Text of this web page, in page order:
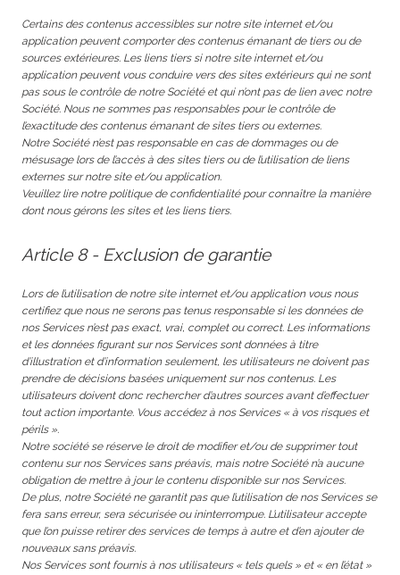
Certains des contenus accessibles sur notre site internet et/ou
application peuvent comporter des contenus émanant de tiers ou de
sources extérieures. Les liens tiers si notre site internet et/ou
application peuvent vous conduire vers des sites extérieurs qui ne sont
pas sous le contrôle de notre Société et qui n’ont pas de lien avec notre
Société. Nous ne sommes pas responsables pour le contrôle de
l’exactitude des contenus émanant de sites tiers ou externes.
Notre Société n’est pas responsable en cas de dommages ou de
mésusage lors de l’accès à des sites tiers ou de l’utilisation de liens
externes sur notre site et/ou application.
Veuillez lire notre politique de confidentialité pour connaître la manière
dont nous gérons les sites et les liens tiers.
Article 8 - Exclusion de garantie
Lors de l’utilisation de notre site internet et/ou application vous nous
certifiez que nous ne serons pas tenus responsable si les données de
nos Services n’est pas exact, vrai, complet ou correct. Les informations
et les données figurant sur nos Services sont données à titre
d’illustration et d’information seulement, les utilisateurs ne doivent pas
prendre de décisions basées uniquement sur nos contenus. Les
utilisateurs doivent donc rechercher d’autres sources avant d’effectuer
tout action importante. Vous accédez à nos Services « à vos risques et
périls ».
Notre société se réserve le droit de modifier et/ou de supprimer tout
contenu sur nos Services sans préavis, mais notre Société n’a aucune
obligation de mettre à jour le contenu disponible sur nos Services.
De plus, notre Société ne garantit pas que l’utilisation de nos Services se
fera sans erreur, sera sécurisée ou ininterrompue. L’utilisateur accepte
que l’on puisse retirer des services de temps à autre et d’en ajouter de
nouveaux sans préavis.
Nos Services sont fournis à nos utilisateurs « tels quels » et « en l’état »